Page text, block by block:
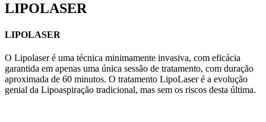
LIPOLASER
LIPOLASER
O Lipolaser é uma técnica minimamente invasiva, com eficácia
garantida em apenas uma única sessão de tratamento, com duração
aproximada de 60 minutos. O tratamento LipoLaser é a evolução
genial da Lipoaspiração tradicional, mas sem os riscos desta última.